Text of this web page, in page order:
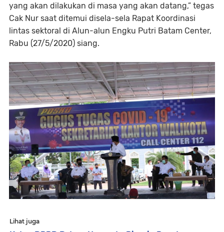
yang akan dilakukan di masa yang akan datang,” tegas
Cak Nur saat ditemui disela-sela Rapat Koordinasi
lintas sektoral di Alun-alun Engku Putri Batam Center,
Rabu (27/5/2020) siang.
Lihat juga